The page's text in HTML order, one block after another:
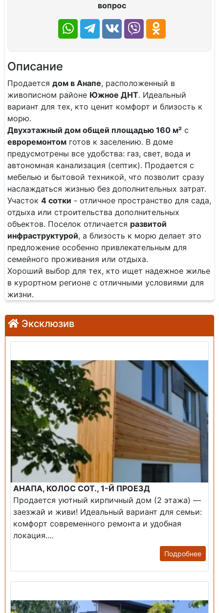
вопрос
Описание
Продается дом в Анапе, расположенный в
живописном районе Южное ДНТ. Идеальный
вариант для тех, кто ценит комфорт и близость к
морю.
Двухэтажный дом общей площадью 160 м² с
евроремонтом готов к заселению. В доме
предусмотрены все удобства: газ, свет, вода и
автономная канализация (септик). Продается с
мебелью и бытовой техникой, что позволит сразу
наслаждаться жизнью без дополнительных затрат.
Участок 4 сотки - отличное пространство для сада,
отдыха или строительства дополнительных
объектов. Поселок отличается развитой
инфраструктурой, а близость к морю делает это
предложение особенно привлекательным для
семейного проживания или отдыха.
Хороший выбор для тех, кто ищет надежное жилье
в курортном регионе с отличными условиями для
жизни.
Эксклюзив
АНАПА, КОЛОС СОТ., 1-Й ПРОЕЗД
Продается уютный кирпичный дом (2 этажа) —
заезжай и живи! ​Идеальный вариант для семьи:
комфорт современного ремонта и удобная
локация....
Подробнее